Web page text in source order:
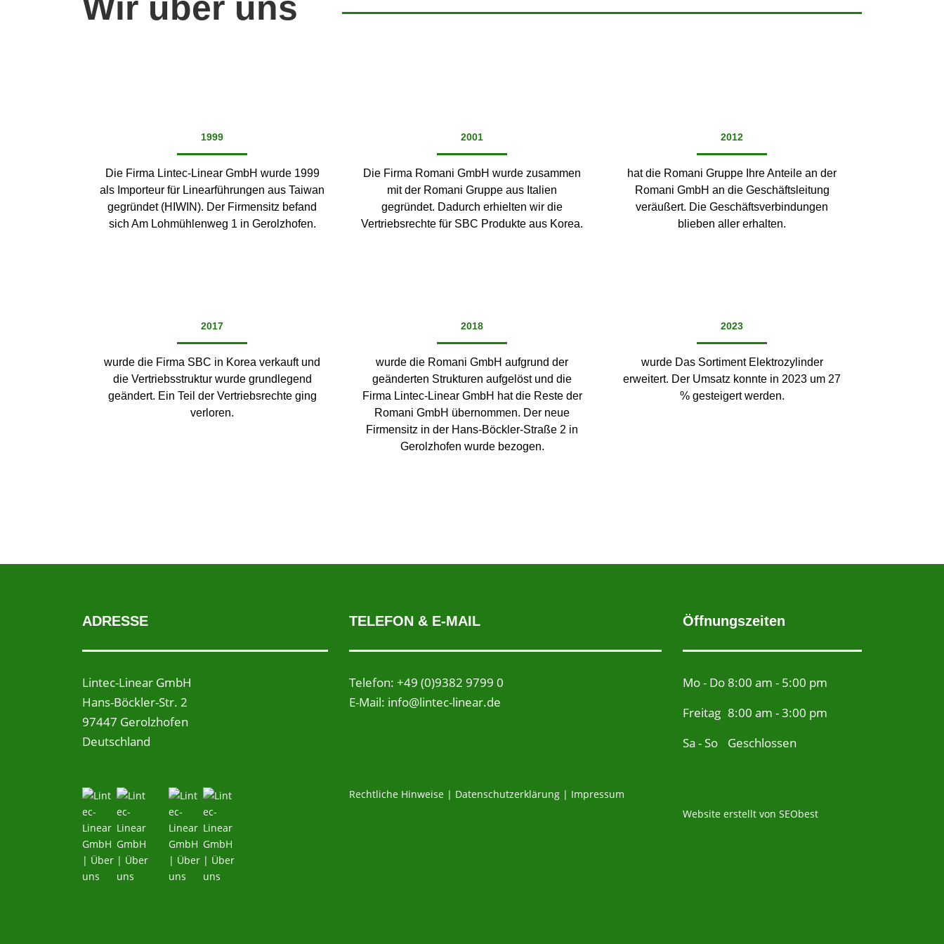
1999
Die Firma Lintec-Linear GmbH wurde 1999
als Importeur für Linearführungen aus Taiwan
gegründet (HIWIN). Der Firmensitz befand
sich Am Lohmühlenweg 1 in Gerolzhofen.
2001
Die Firma Romani GmbH wurde zusammen
mit der Romani Gruppe aus Italien
gegründet. Dadurch erhielten wir die
Vertriebsrechte für SBC Produkte aus Korea.
2012
hat die Romani Gruppe Ihre Anteile an der
Romani GmbH an die Geschäftsleitung
veräußert. Die Geschäftsverbindungen
blieben aller erhalten.
2017
wurde die Firma SBC in Korea verkauft und
die Vertriebsstruktur wurde grundlegend
geändert. Ein Teil der Vertriebsrechte ging
verloren.
2018
wurde die Romani GmbH aufgrund der
geänderten Strukturen aufgelöst und die
Firma Lintec-Linear GmbH hat die Reste der
Romani GmbH übernommen. Der neue
Firmensitz in der Hans-Böckler-Straße 2 in
Gerolzhofen wurde bezogen.
2023
wurde Das Sortiment Elektrozylinder
erweitert. Der Umsatz konnte in 2023 um 27
% gesteigert werden.
ADRESSE
Lintec-Linear GmbH
Hans-Böckler-Str. 2
97447 Gerolzhofen
Deutschland
TELEFON & E-MAIL
Telefon: +49 (0)9382 9799 0
E-Mail: info@lintec-linear.de
Rechtliche Hinweise | Datenschutzerklärung | Impressum
Öffnungszeiten
Mo - Do
Freitag
Sa - So
8:00 am - 5:00 pm
8:00 am - 3:00 pm
Geschlossen
Website erstellt von SEObest